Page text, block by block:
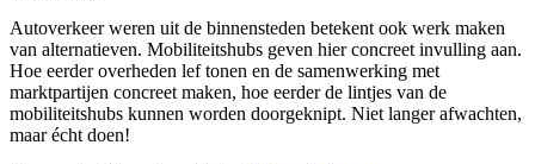
Autoverkeer weren uit de binnensteden betekent ook werk maken
van alternatieven. Mobiliteitshubs geven hier concreet invulling aan.
Hoe eerder overheden lef tonen en de samenwerking met
marktpartijen concreet maken, hoe eerder de lintjes van de
mobiliteitshubs kunnen worden doorgeknipt. Niet langer afwachten,
maar écht doen!